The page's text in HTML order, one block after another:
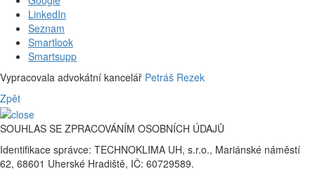
LinkedIn
Seznam
Smartlook
Smartsupp
Vypracovala advokátní kancelář Petráš Rezek
Zpět
SOUHLAS SE ZPRACOVÁNÍM OSOBNÍCH ÚDAJŮ
Identifikace správce: TECHNOKLIMA UH, s.r.o., Mariánské náměstí
62, 68601 Uherské Hradiště, IČ: 60729589.